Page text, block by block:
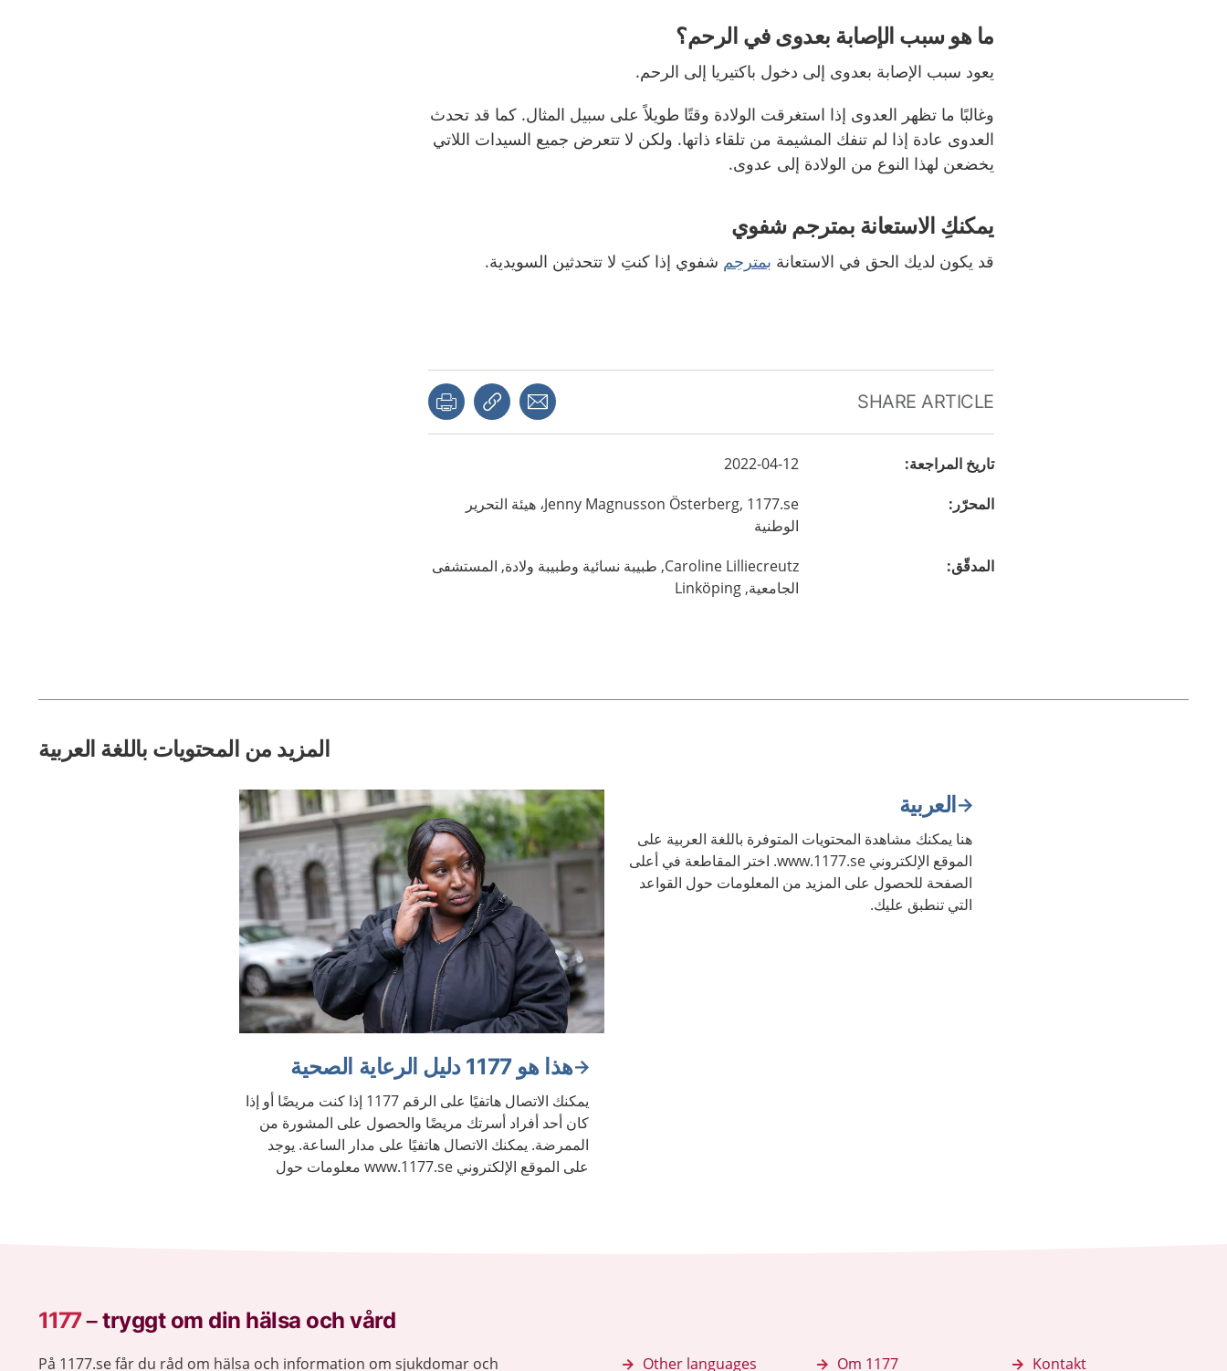
ما هو سبب الإصابة بعدوى في الرحم؟
يعود سبب الإصابة بعدوى إلى دخول باكتيريا إلى الرحم.
وغالبًا ما تظهر العدوى إذا استغرقت الولادة وقتًا طويلاً على سبيل المثال. كما قد تحدث
العدوى عادة إذا لم تنفك المشيمة من تلقاء ذاتها. ولكن لا تتعرض جميع السيدات اللاتي
يخضعن لهذا النوع من الولادة إلى عدوى.
يمكنكِ الاستعانة بمترجم شفوي
قد يكون لديك الحق في الاستعانة بمترجم شفوي إذا كنتِ لا تتحدثين السويدية.
SHARE ARTICLE
Share with a friend
Copy link
تاريخ المراجعة:
2022-04-12
المحرّر :
Jenny Magnusson Österberg,
1177.se، هيئة التحرير
الوطنية
المدقّق:
Caroline Lilliecreutz, طبيبة نسائية وطبيبة ولادة, المستشفى
الجامعية, Linköping
المزيد من المحتويات باللغة العربية
العربية
هنا يمكنك مشاهدة المحتويات المتوفرة باللغة العربية على
الموقع الإلكتروني www.1177.se. اختر المقاطعة في أعلى
الصفحة للحصول على المزيد من المعلومات حول القواعد
التي تنطبق عليك.
هذا هو 1177 دليل الرعاية الصحية
يمكنك الاتصال هاتفيًا على الرقم 1177 إذا كنت مريضًا أو إذا
كان أحد أفراد أسرتك مريضًا والحصول على المشورة من
الممرضة. يمكنك الاتصال هاتفيًا على مدار الساعة. يوجد
على الموقع الإلكتروني www.1177.se معلومات حول
1177–tryggt om din hälsa och vård
På 1177.se får du råd om hälsa och information om sjukdomar och Other languages Om 1177 Kontakt